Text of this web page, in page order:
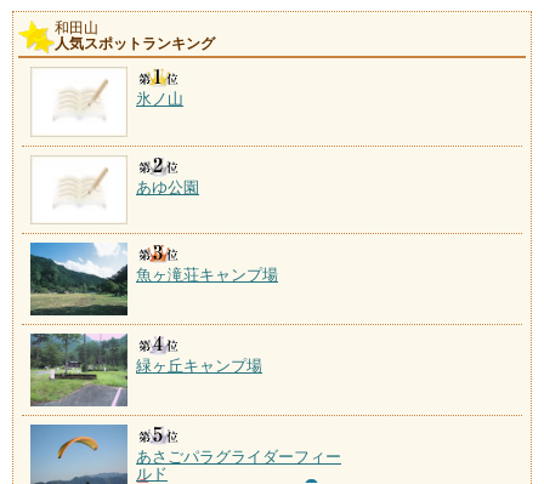
和田山
人気スポットランキング
氷ノ山
あゆ公園
魚ヶ滝荘キャンプ場
緑ヶ丘キャンプ場
あさごパラグライダーフィー
ルド